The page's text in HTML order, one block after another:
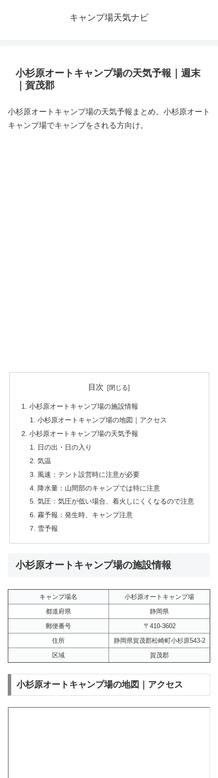
キャンプ場天気ナビ
小杉原オートキャンプ場の天気予報｜週末
｜賀茂郡
小杉原オートキャンプ場の天気予報まとめ。小杉原オート
キャンプ場でキャンプをされる方向け。
目次
小杉原オートキャンプ場の施設情報
小杉原オートキャンプ場の地図｜アクセス
小杉原オートキャンプ場の天気予報
日の出・日の入り
気温
風速：テント設営時に注意が必要
降水量：山間部のキャンプでは特に注意
気圧：気圧が低い場合、着火しにくくなるので注意
霧予報：発生時、キャンプ注意
雪予報
小杉原オートキャンプ場の施設情報
キャンプ場名
小杉原オートキャンプ場
都道府県
静岡県
郵便番号
〒410-3602
住所
静岡県賀茂郡松崎町小杉原543-2
区域
賀茂郡
小杉原オートキャンプ場の地図｜アクセス